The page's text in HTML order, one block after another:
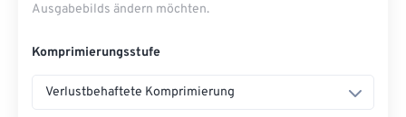
Ausgabebilds ändern möchten.
Komprimierungsstufe
Verlustbehaftete Komprimierung